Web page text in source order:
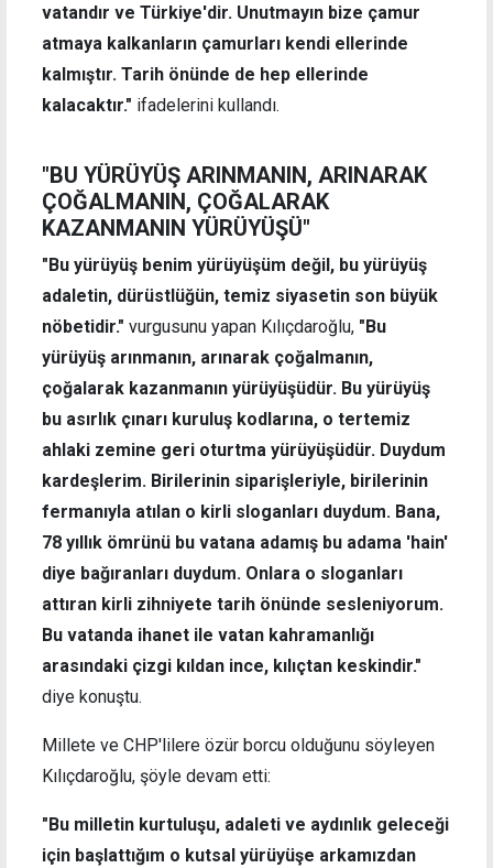
vatandır ve Türkiye'dir. Unutmayın bize çamur
atmaya kalkanların çamurları kendi ellerinde
kalmıştır. Tarih önünde de hep ellerinde
kalacaktır." ifadelerini kullandı.
"BU YÜRÜYÜŞ ARINMANIN, ARINARAK
ÇOĞALMANIN, ÇOĞALARAK
KAZANMANIN YÜRÜYÜŞÜ"
"Bu yürüyüş benim yürüyüşüm değil, bu yürüyüş
adaletin, dürüstlüğün, temiz siyasetin son büyük
nöbetidir." vurgusunu yapan Kılıçdaroğlu, "Bu
yürüyüş arınmanın, arınarak çoğalmanın,
çoğalarak kazanmanın yürüyüşüdür. Bu yürüyüş
bu asırlık çınarı kuruluş kodlarına, o tertemiz
ahlaki zemine geri oturtma yürüyüşüdür. Duydum
kardeşlerim. Birilerinin siparişleriyle, birilerinin
fermanıyla atılan o kirli sloganları duydum. Bana,
78 yıllık ömrünü bu vatana adamış bu adama 'hain'
diye bağıranları duydum. Onlara o sloganları
attıran kirli zihniyete tarih önünde sesleniyorum.
Bu vatanda ihanet ile vatan kahramanlığı
arasındaki çizgi kıldan ince, kılıçtan keskindir."
diye konuştu.
Millete ve CHP'lilere özür borcu olduğunu söyleyen
Kılıçdaroğlu, şöyle devam etti:
"Bu milletin kurtuluşu, adaleti ve aydınlık geleceği
için başlattığım o kutsal yürüyüşe arkamızdan